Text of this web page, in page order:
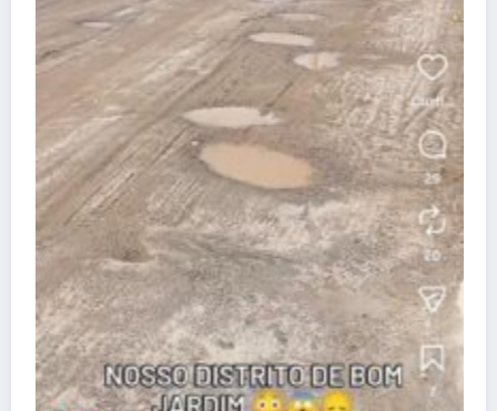
Atenção, Bom Jesus! Alerta
dificuldades no Programa
dezembro 25, 2025 Wisley
Guia útil Conheça nossa cidade Denúncia
Contato
APAN
A REDE
Blog Wisley Fernandes - 2025 - Ligue: (22) 99908-4338 -
CNPJ:38.455.321/0001-53 | Powered By SpiceThemes